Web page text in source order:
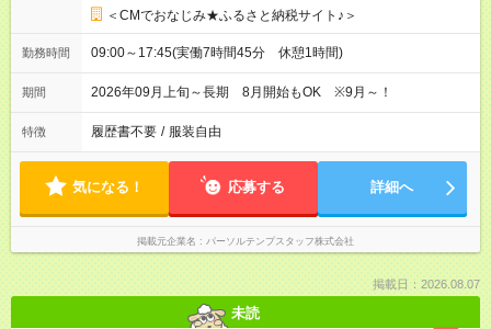
＜CMでおなじみ★ふるさと納税サイト♪＞
勤務時間 09:00～17:45(実働7時間45分 休憩1時間)
期間 2026年09月上旬～長期 8月開始もOK ※9月～！
特徴 履歴書不要 / 服装自由
気になる！ 応募する 詳細へ
掲載元企業名 パーソルテンプスタッフ株式会社
掲載日：2026.08.07
未読